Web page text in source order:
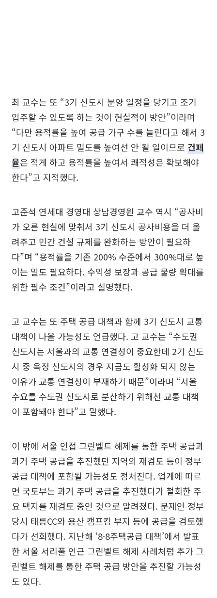
최 교수는 또 “3기 신도시 분양 일정을 당기고 조기
입주할 수 있도록 하는 것이 현실적이 방안”이라며
“다만 용적률을 높여 공급 가구 수를 늘린다고 해서 3
기 신도시 아파트 밀도를 높여선 안 될 일이므로 건폐
율은 적게 하고 용적률을 높여서 쾌적성은 확보해야
한다”고 지적했다.
고준석 연세대 경영대 상남경영원 교수 역시 “공사비
가 오른 현실에 맞춰서 3기 신도시 공사비용을 더 올
려주고 민간 건설 규제를 완화하는 방안이 필요하
다”며 “용적률을 기존 200% 수준에서 300%대로 높
이는 일도 필요하다. 수익성 보장과 공급 물량 확대를
위한 필수 조건”이라고 설명했다.
고 교수는 또 주택 공급 대책과 함께 3기 신도시 교통
대책이 나올 가능성도 언급했다. 고 교수는 “수도권
신도시는 서울과의 교통 연결성이 중요한데 2기 신도
시 중 옥정 신도시의 경우 지금도 활성화 되지 않는
이유가 교통 연결성이 부재하기 때문”이라며 “서울
수요를 수도권 신도시로 분산하기 위해선 교통 대책
이 포함돼야 한다”고 말했다.
이 밖에 서울 인접 그린벨트 해제를 통한 주택 공급과
과거 주택 공급을 추진했던 지역의 재검토 등이 정부
공급 대책에 포함될 가능성도 점쳐진다. 업계에 따르
면 국토부는 과거 주택 공급을 추진했다가 철회한 주
요 택지를 재검토 중인 것으로 알려졌다. 문재인 정부
당시 태릉CC와 용산 캠프킴 부지 등에 공급을 검토했
다가 선회했다. 지난해 ‘8·8주택공급 대책’에서 발표
한 서울 서리풀 인근 그린벨트 해제 사례처럼 추가 그
린벨트 해제를 통한 주택 공급 방안을 추진할 가능성
도 있다.